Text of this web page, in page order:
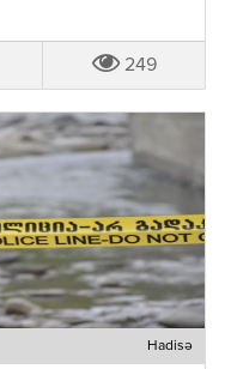
249
Hadisə